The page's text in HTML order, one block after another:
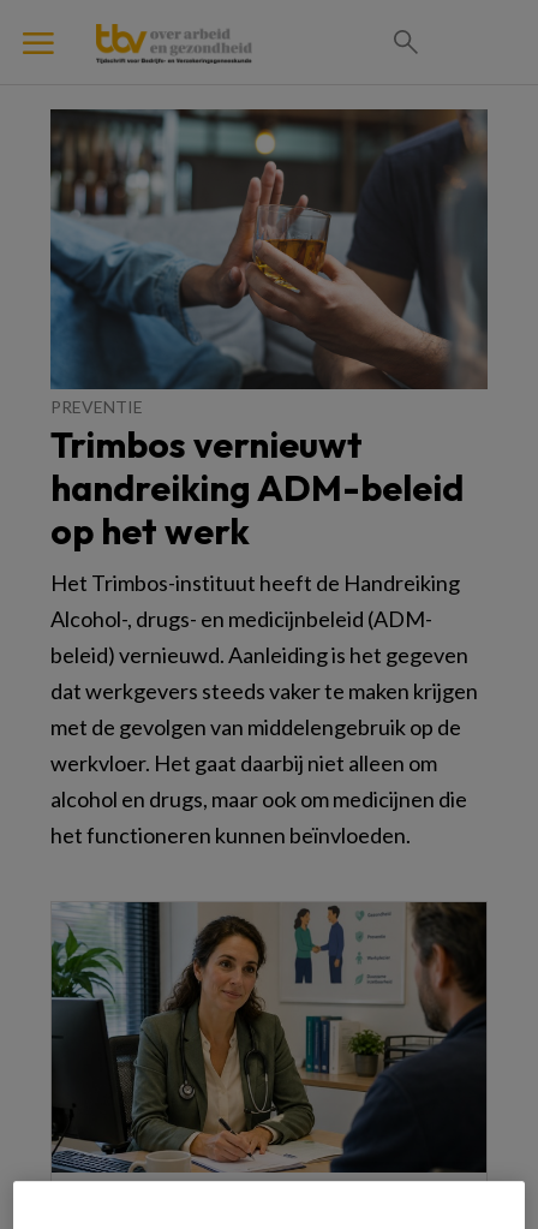
PREVENTIE
Trimbos vernieuwt
handreiking ADM-beleid
op het werk
Het Trimbos-instituut heeft de Handreiking
Alcohol-, drugs- en medicijnbeleid (ADM-
beleid) vernieuwd. Aanleiding is het gegeven
dat werkgevers steeds vaker te maken krijgen
met de gevolgen van middelengebruik op de
werkvloer. Het gaat daarbij niet alleen om
alcohol en drugs, maar ook om medicijnen die
het functioneren kunnen beïnvloeden.